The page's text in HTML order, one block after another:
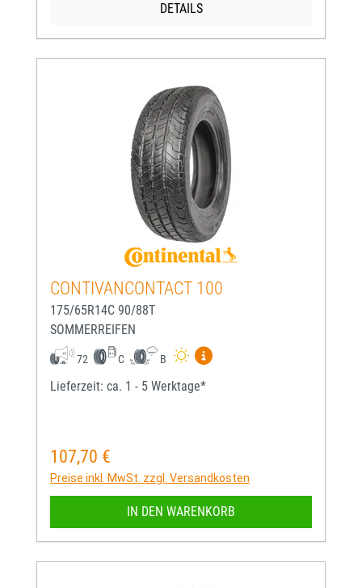
DETAILS
CONTIVANCONTACT 100
175/65R14C 90/88T
SOMMERREIFEN
72 C B
Mehr Informationen zum
Lieferzeit: ca. 1 - 5 Werktage*
Regulärer Preis:
107,70 €
Preise inkl. MwSt. zzgl. Versandkosten
IN DEN WARENKORB